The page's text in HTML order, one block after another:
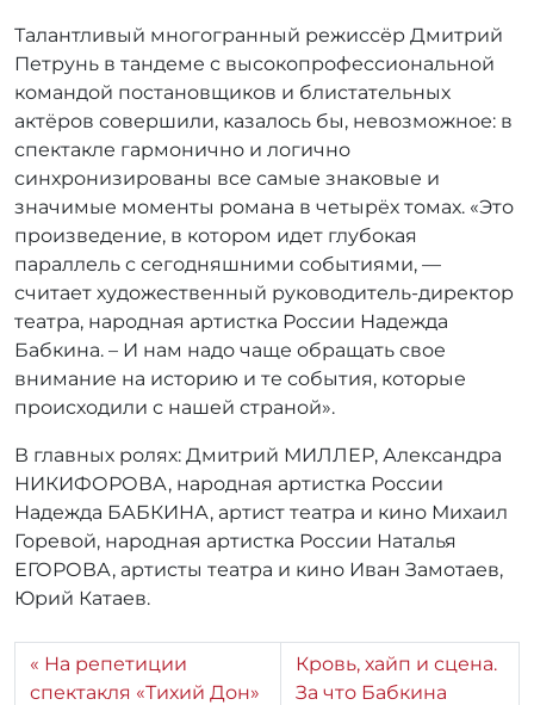
m
i
n
Талантливый многогранный режиссёр Дмитрий
Петрунь в тандеме с высокопрофессиональной
командой постановщиков и блистательных
актёров совершили, казалось бы, невозможное: в
спектакле гармонично и логично
синхронизированы все самые знаковые и
значимые моменты романа в четырёх томах. «Это
произведение, в котором идет глубокая
параллель с сегодняшними событиями, —
считает художественный руководитель-директор
театра, народная артистка России Надежда
Бабкина. – И нам надо чаще обращать свое
внимание на историю и те события, которые
происходили с нашей страной».
В главных ролях: Дмитрий МИЛЛЕР, Александра
НИКИФОРОВА, народная артистка России
Надежда БАБКИНА, артист театра и кино Михаил
Горевой, народная артистка России Наталья
ЕГОРОВА, артисты театра и кино Иван Замотаев,
Юрий Катаев.
На репетиции
спектакля «Тихий Дон»
Кровь, хайп и сцена.
За что Бабкина